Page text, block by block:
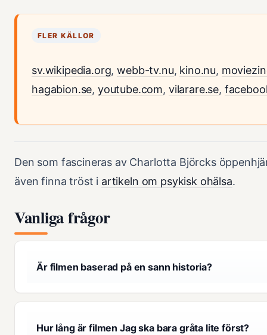
FLER KÄLLOR
sv.wikipedia.org,webb-tv.nu, kino.nu,
hagabion.se, youtube.com, vilarare.se,
Den som fascineras av Charlotta Björcks
även finna tröst i artikeln om psykisk ohälsa.
Vanliga frågor
Är filmen baserad på en sann historia?
Hur lång är filmen Jag ska bara gråta lite först?